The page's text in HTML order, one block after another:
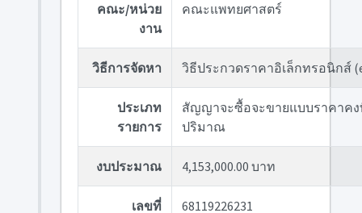
คณะ/หน่วย
งาน
คณะแพทยศาสตร์
วิธีการจัดหา วิธีประกวดราคาอิเล็กทรอนิกส์
ประเภท
รายการ
สัญญาจะซื้อจะขายแบบราคาค
ปริมาณ
งบประมาณ 4,153,000.00 บาท
เลขที่
68119226231